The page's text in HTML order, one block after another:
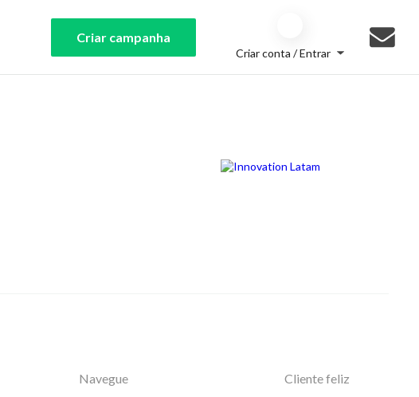
Criar campanha
Criar conta / Entrar
Navegue Cliente feliz